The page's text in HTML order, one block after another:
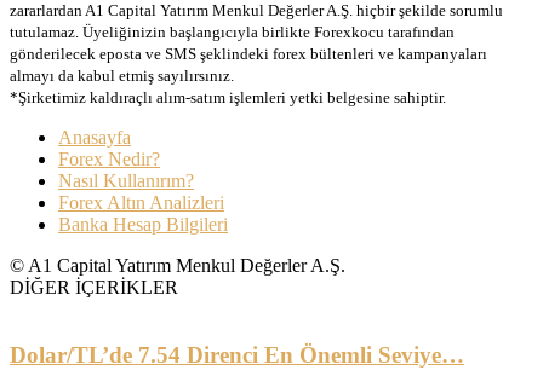
zararlardan A1 Capital Yatırım Menkul Değerler A.Ş. hiçbir şekilde sorumlu
tutulamaz. Üyeliğinizin başlangıcıyla birlikte Forexkocu tarafından
gönderilecek eposta ve SMS şeklindeki forex bültenleri ve kampanyaları
almayı da kabul etmiş sayılırsınız.
*Şirketimiz kaldıraçlı alım-satım işlemleri yetki belgesine sahiptir.
Anasayfa
Forex Nedir?
Nasıl Kullanırım?
Forex Altın Analizleri
Banka Hesap Bilgileri
© A1 Capital Yatırım Menkul Değerler A.Ş.
DİĞER İÇERİKLER
Dolar/TL’de 7.54 Direnci En Önemli Seviye…